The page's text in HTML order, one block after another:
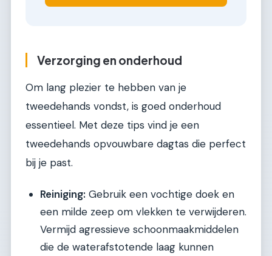
Verzorging en onderhoud
Om lang plezier te hebben van je
tweedehands vondst, is goed onderhoud
essentieel. Met deze tips vind je een
tweedehands opvouwbare dagtas die perfect
bij je past.
Reiniging: Gebruik een vochtige doek en
een milde zeep om vlekken te verwijderen.
Vermijd agressieve schoonmaakmiddelen
die de waterafstotende laag kunnen